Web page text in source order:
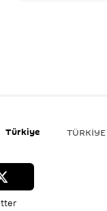
Türkiye TÜRKIYE